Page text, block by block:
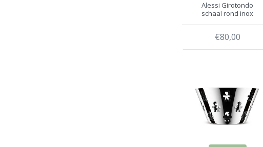
Alessi Girotondo
schaal rond inox
€80,00